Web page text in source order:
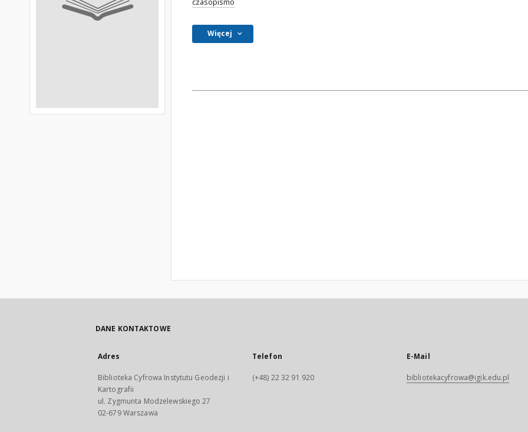
czasopismo
Więcej
DANE KONTAKTOWE
Adres
Biblioteka Cyfrowa Instytutu Geodezji i
Kartografii
ul. Zygmunta Modzelewskiego 27
02-679 Warszawa
Telefon
(+48) 22 32 91 920
E-Mail
bibliotekacyfrowa@igik.edu.pl